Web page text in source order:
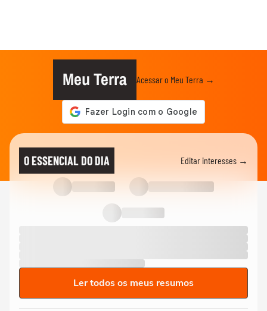
Meu Terra Acessar o Meu Terra →
O ESSENCIAL DO DIA Editar interesses →
Ler todos os meus resumos